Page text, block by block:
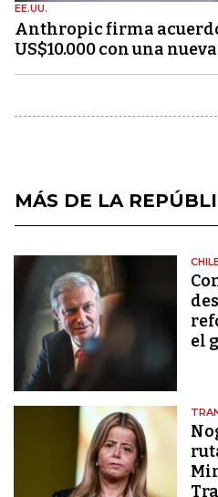
EE.UU.
Anthropic firma
US$10.000 con una
MÁS DE LA
el